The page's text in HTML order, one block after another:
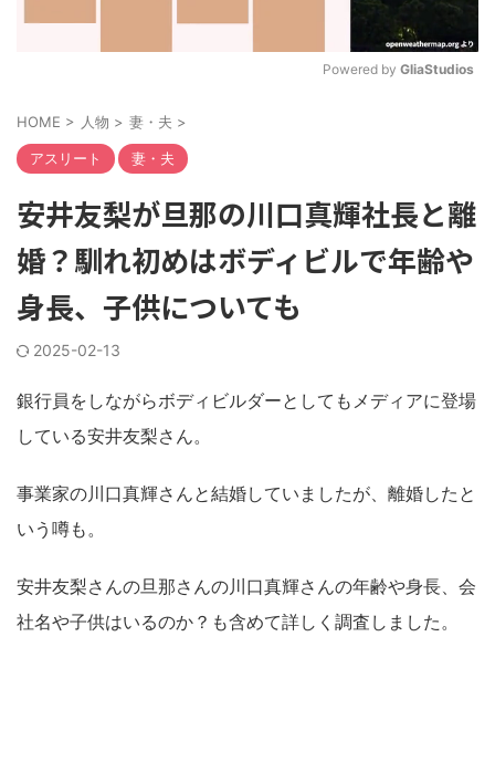
Powered by GliaStudios
HOME > 人物 > 妻・夫 >
アスリート 妻・夫
安井友梨が旦那の川口真輝社長と離
婚？馴れ初めはボディビルで年齢や
身長、子供についても
2025-02-13
銀行員をしながらボディビルダーとしてもメディアに登場
している安井友梨さん。
事業家の川口真輝さんと結婚していましたが、離婚したと
いう噂も。
安井友梨さんの旦那さんの川口真輝さんの年齢や身長、会
社名や子供はいるのか？も含めて詳しく調査しました。